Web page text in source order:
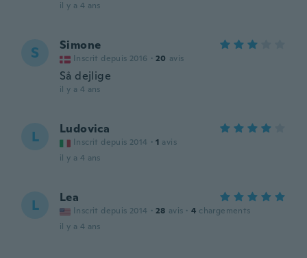
il y a 4 ans
S Simone
Inscrit depuis 2016 · 20 avis
Så dejlige
il y a 4 ans
L Ludovica
Inscrit depuis 2014 · 1 avis
il y a 4 ans
L Lea
Inscrit depuis 2014 · 28 avis · 4 chargements
il y a 4 ans